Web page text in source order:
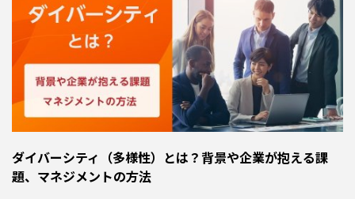
ダイバーシティ（多様性）とは？背景や企業が抱える課
題、マネジメントの方法